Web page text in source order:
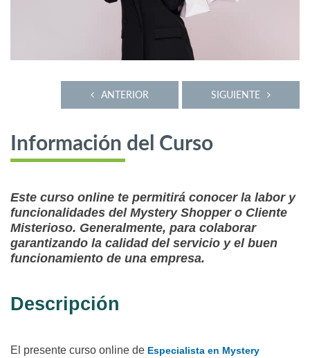
SIGUIENTE
ANTERIOR
Información del Curso
Este curso online te permitirá conocer la labor y
funcionalidades del Mystery Shopper o Cliente
Misterioso. Generalmente, para colaborar
garantizando la calidad del servicio y el buen
funcionamiento de una empresa.
Descripción
El presente curso online de Especialista en Mystery